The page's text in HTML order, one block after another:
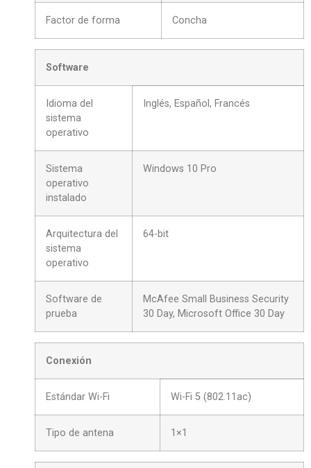
Factor de forma Concha
Software
Idioma del
sistema
operativo
Inglés, Español, Francés
Sistema
operativo
instalado
Windows 10 Pro
Arquitectura del
sistema
operativo
64-bit
Software de
prueba
McAfee Small Business Security
30 Day, Microsoft Office 30 Day
Conexión
Estándar Wi-Fi Wi-Fi 5 (802.11ac)
Tipo de antena 1×1